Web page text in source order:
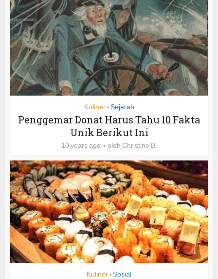
Kuliner • Sejarah
Penggemar Donat Harus Tahu 10 Fakta
Unik Berikut Ini
10 years ago oleh Christine B.
Kuliner • Sosial